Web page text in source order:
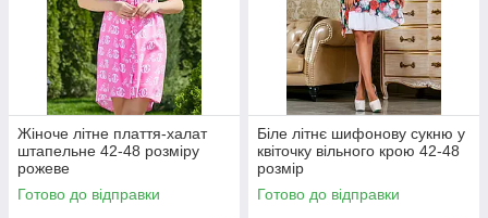
Жіноче літне плаття-халат
штапельне 42-48 розміру
рожеве
Готово до відправки
Біле літнє шифонову сукню у
квіточку вільного крою 42-48
розмір
Готово до відправки